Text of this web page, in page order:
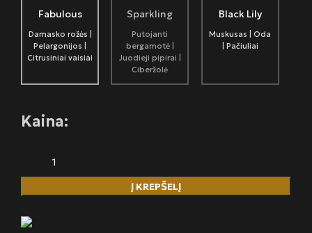
Fabulous
Damasko rožės |
Pelargonijos |
Citrusiniai vaisiai
Sparkling
Putojanti
bergamotė |
Juodieji pipirai |
Ciberžolė
Black Lily
Muskusas | Oda
| Pačiuliai
Kaina:
Į KREPŠELĮ